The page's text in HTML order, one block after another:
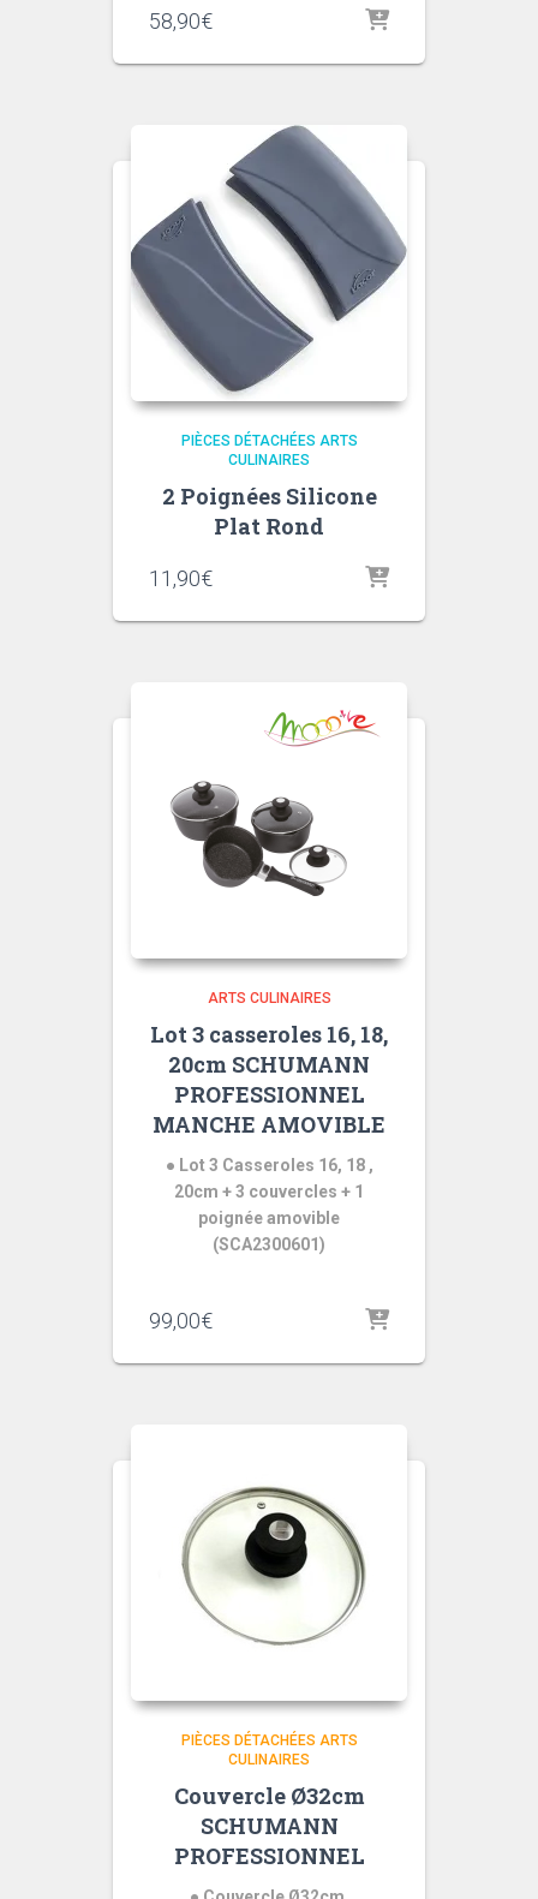
58,90€
PIÈCES DÉTACHÉES ARTS
CULINAIRES
2 Poignées Silicone
Plat Rond
11,90€
ARTS CULINAIRES
Lot 3 casseroles 16, 18,
20cm SCHUMANN
PROFESSIONNEL
MANCHE AMOVIBLE
● Lot 3 Casseroles 16, 18 ,
20cm + 3 couvercles + 1
poignée amovible
(SCA2300601)
99,00€
PIÈCES DÉTACHÉES ARTS
CULINAIRES
Couvercle Ø32cm
SCHUMANN
PROFESSIONNEL